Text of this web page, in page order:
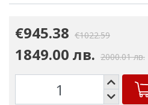
€945.38 €1022.59
1849.00 лв. 2000.01 лв.